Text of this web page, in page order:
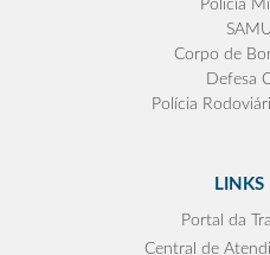
Polícia
Corpo de
Defesa
Polícia
LINKS
Portal da
Central de